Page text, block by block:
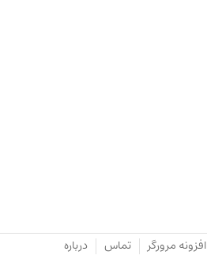
افزونه مرورگر تماس درباره